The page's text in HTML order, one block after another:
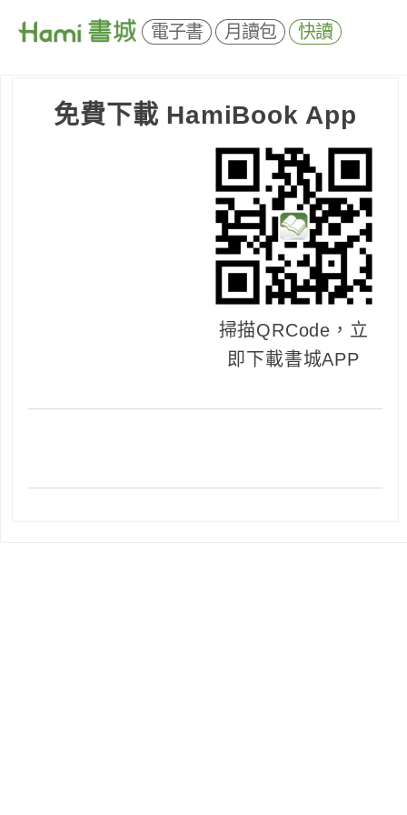
電子書 月讀包 快讀
免費下載 HamiBook App
掃描QRCode，立
即下載書城APP